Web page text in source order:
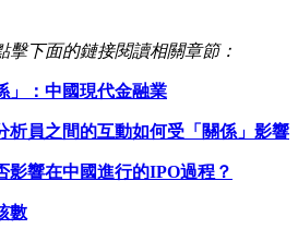
擊下面的鏈接閱讀相關章節：
：中國現代金融業
析員之間的互動如何受「關係」影響
影響在中國進行的IPO過程？
數